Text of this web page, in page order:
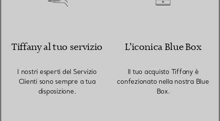
Tiffany al tuo servizio
I nostri esperti del Servizio
Clienti sono sempre a tua
disposizione.
L’iconica Blue Box
Il tuo acquisto Tiffany è
confezionato nella nostra Blue
Box.